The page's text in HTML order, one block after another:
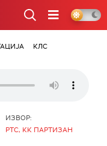
КЛС
ИЗВОР:
РТС, КК ПАРТИЗАН